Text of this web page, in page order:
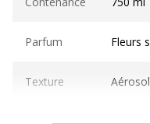
Parfum Fleurs
Texture Aérosol